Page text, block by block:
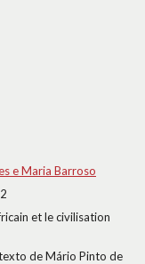
e Maria Barroso
et le civilisation
de Mário Pinto de